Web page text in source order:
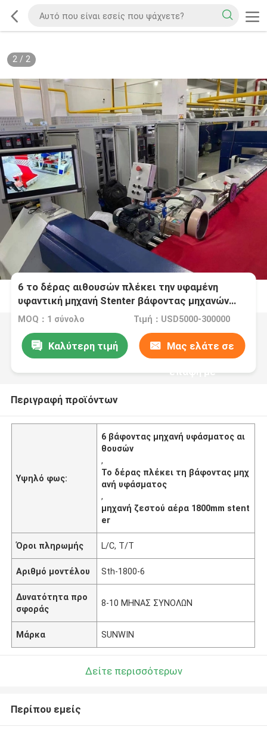
2/ 2
6 το δέρας αιθουσών πλέκει την υφαμένη
υφαντική μηχανή Stenter βάφοντας μηχανών
υφάσματος
MOQ：1 σύνολο Τιμή：USD5000-300000
Καλύτερη τιμή Μας ελάτε σε
επαφή με
Περιγραφή προϊόντων
Υψηλό φως:
6 βάφοντας μηχανή υφάσματος αι
θουσών
,
Το δέρας πλέκει τη βάφοντας μηχ
ανή υφάσματος
,
μηχανή ζεστού αέρα 1800mm stent
er
Όροι πληρωμής L/C, T/T
Αριθμό μοντέλου Sth-1800-6
Δυνατότητα προ
σφοράς
8-10 ΜΗΝΑΣ ΣΥΝΟΛΩΝ
Μάρκα SUNWIN
Δείτε περισσότερων
Περίπου εμείς